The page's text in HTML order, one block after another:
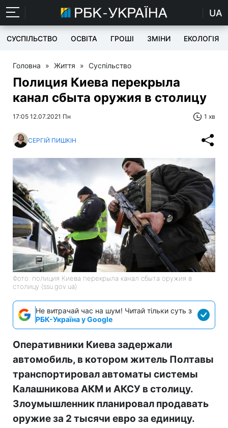
UA
СУСПІЛЬСТВО ОСВІТА ГРОШІ ЗМІНИ ЕКОЛОГІЯ
Головна » Життя » Суспільство
Полиция Киева перекрыла
канал сбыта оружия в столицу
17:05 12.07.2021 Пн 1 хв
СЕРГІЙ ПИШКІН
Фото: полиция Киева перекрыла канал сбыта оружия в
столицу (ssu.gov.ua)
Не витрачай час на шум! Читай тільки суть з
РБК-Україна у Google
Оперативники Киева задержали
автомобиль, в котором житель Полтавы
транспортировал автоматы системы
Калашникова АКМ и АКСУ в столицу.
Злоумышленник планировал продавать
оружие за 2 тысячи евро за единицу.